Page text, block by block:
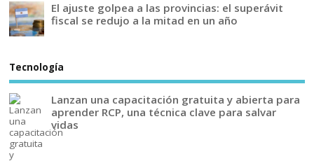
El ajuste golpea a las provincias: el superávit
fiscal se redujo a la mitad en un año
Tecnología
Lanzan una capacitación gratuita y abierta para
aprender RCP, una técnica clave para salvar
vidas